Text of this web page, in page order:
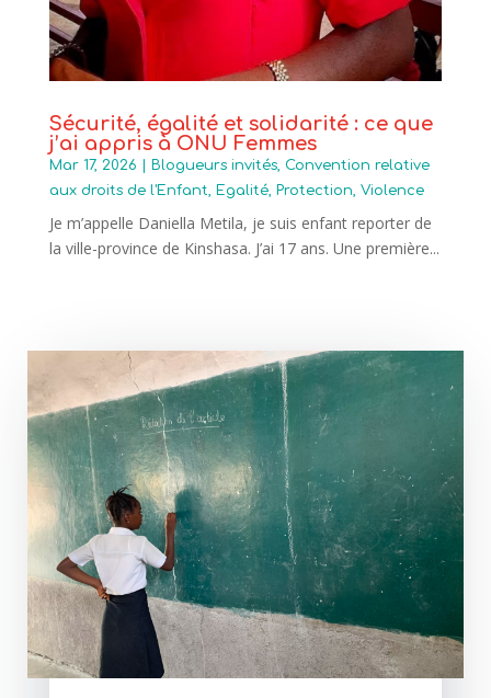
Sécurité, égalité et solidarité : ce que
j’ai appris à ONU Femmes
Mar 17, 2026 Blogueurs invités, Convention relative
aux droits de l'Enfant, Egalité, Protection, Violence
Je m’appelle Daniella Metila, je suis enfant reporter de
la ville-province de Kinshasa. J’ai 17 ans. Une première...